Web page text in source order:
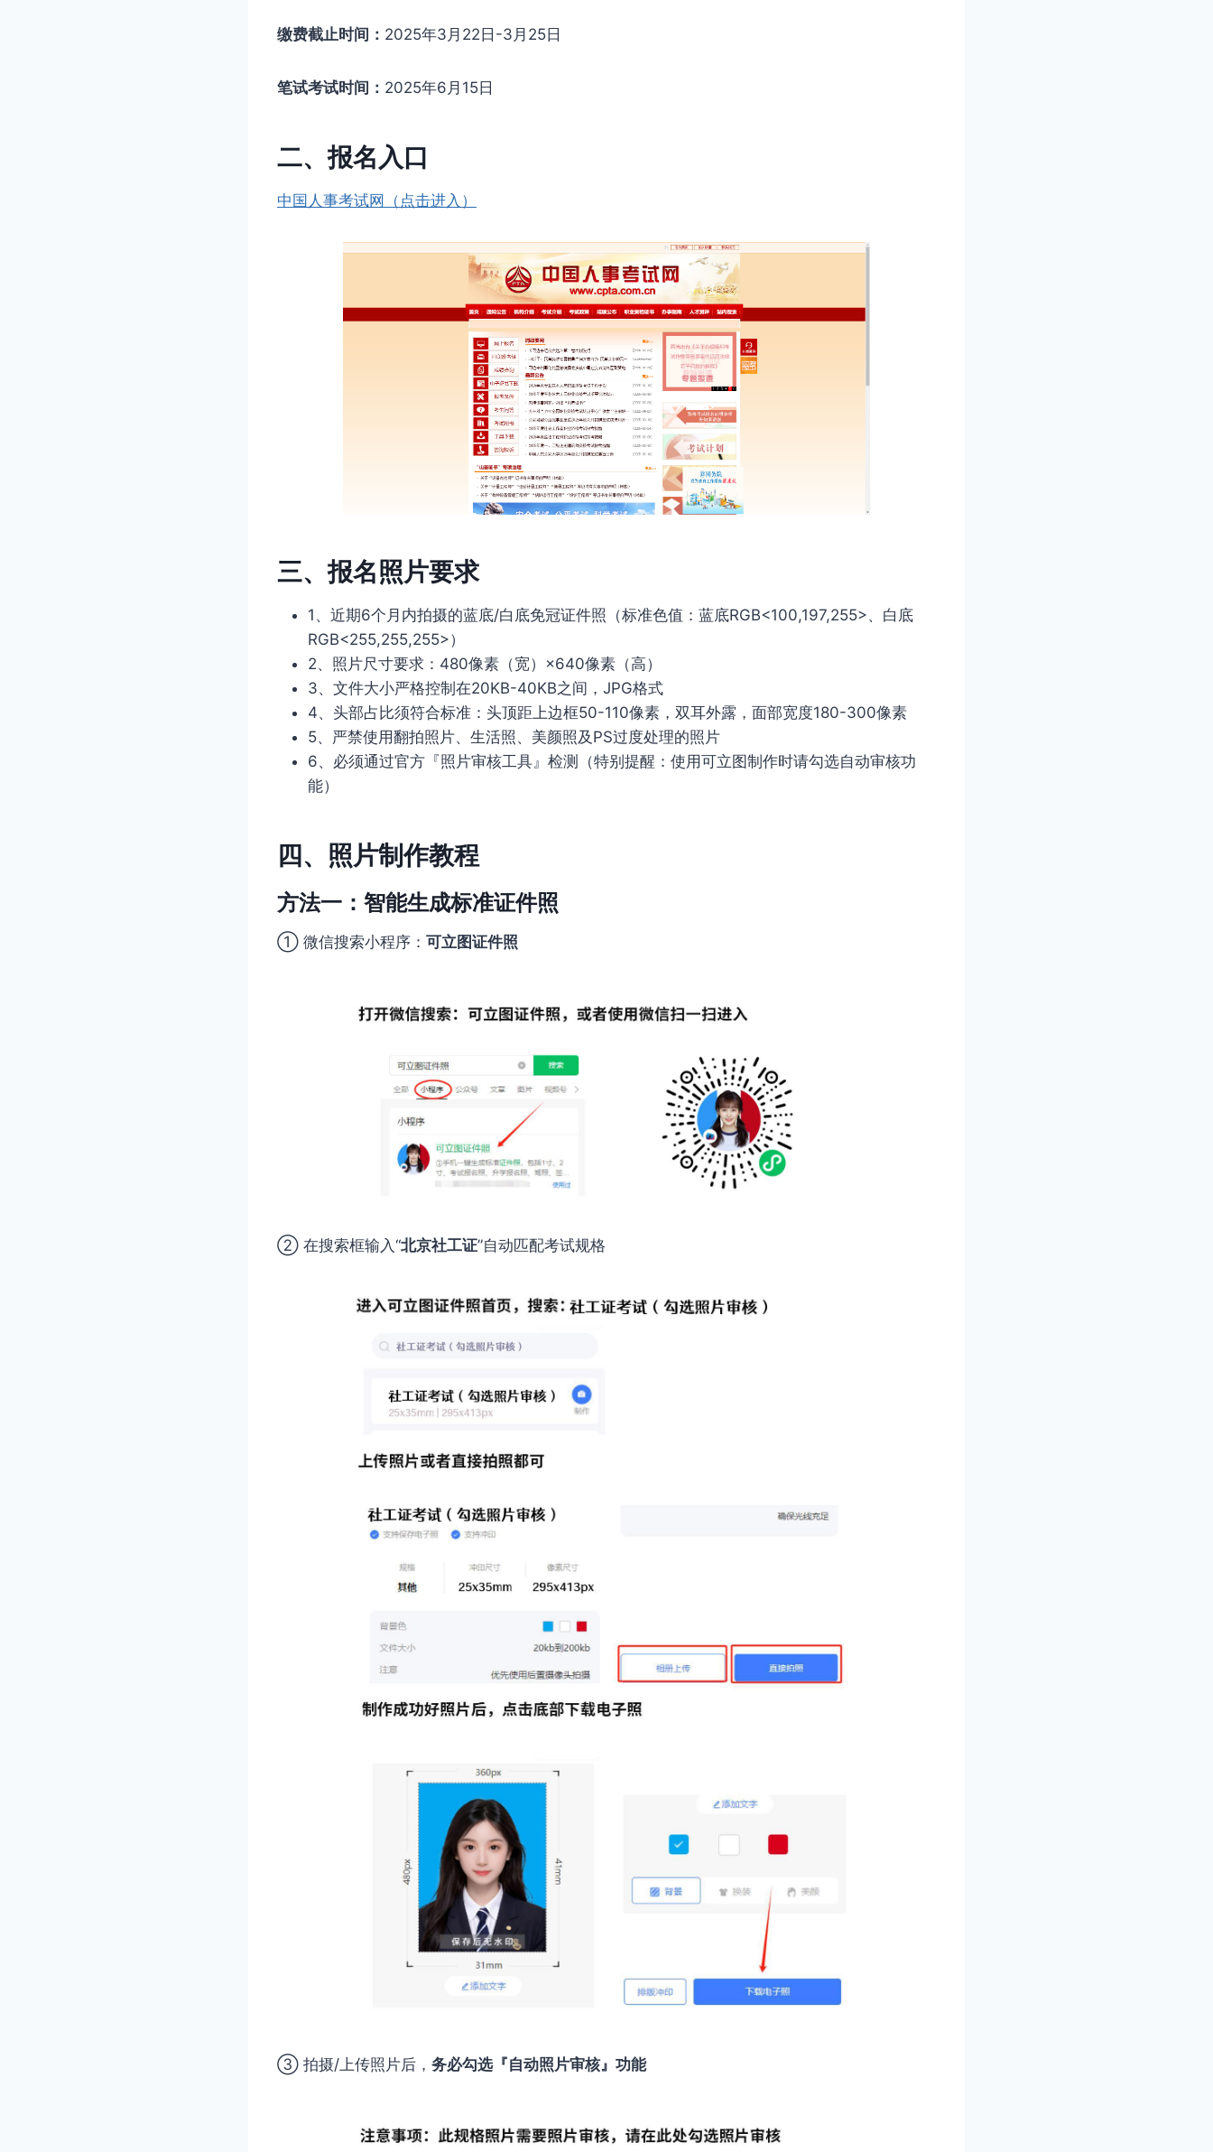
缴费截止时间： 2025年3月22日-3月25日
笔试考试时间： 2025年6月15日
二、报名入口
中国人事考试网（点击进入）
三、报名照片要求
1、近期6个月内拍摄的蓝底/白底免冠证件照（标准色值：蓝底RGB<100,197,255>、白底
RGB<255,255,255>）
2、照片尺寸要求：480像素（宽）×640像素（高）
3、文件大小严格控制在20KB-40KB之间，JPG格式
4、头部占比须符合标准：头顶距上边框50-110像素，双耳外露，面部宽度180-300像素
5、严禁使用翻拍照片、生活照、美颜照及PS过度处理的照片
6、必须通过官方『照片审核工具』检测（特别提醒：使用可立图制作时请勾选自动审核功
能）
四、照片制作教程
方法一：智能生成标准证件照
① 微信搜索小程序： 可立图证件照
② 在搜索框输入“北京社工证”自动匹配考试规格
③ 拍摄/上传照片后， 务必勾选『自动照片审核』功能